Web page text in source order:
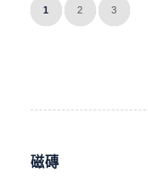
1 2 3
磁磚